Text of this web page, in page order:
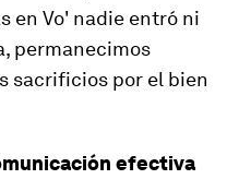
en Vo' nadie entró ni
permanecimos
sacrificios por el bien
efectiva